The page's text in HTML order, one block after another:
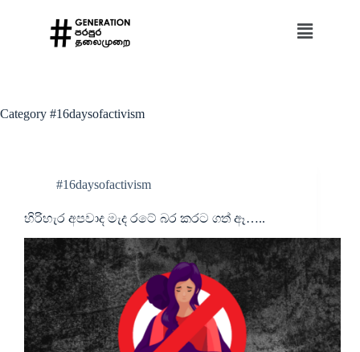
Category #16daysofactivism
#16daysofactivism
හිරිහැර අපවාද මැද රටේ බර කරට ගත් ඈ…..